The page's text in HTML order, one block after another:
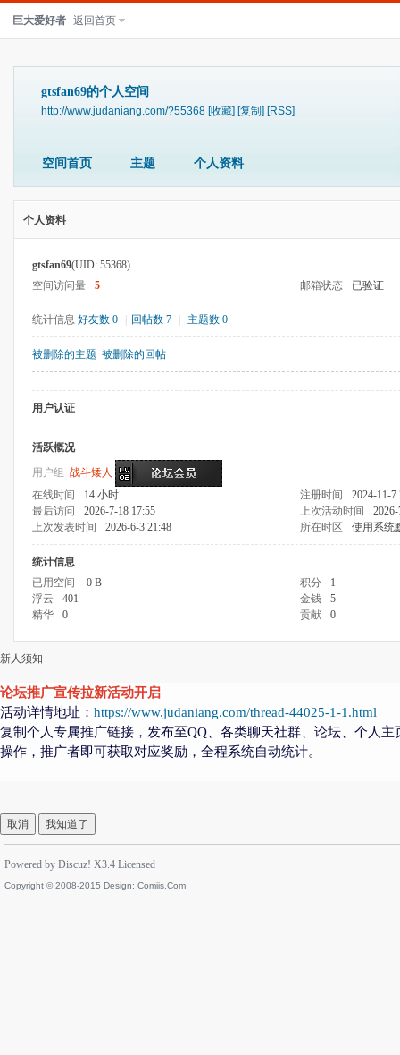
巨大爱好者 返回首页
gtsfan69的个人空间
http://www.judaniang.com/?55368 [收藏] [复制] [RSS]
空间首页 主题 个人资料
个人资料
gtsfan69(UID: 55368)
空间访问量
5 邮箱状态 已验证
统计信息 好友数 0 回帖数 7 主题数 0
被删除的主题 被删除的回帖
用户认证
活跃概况
用户组 战斗矮人
在线时间
14 小时 注册时间
2024-11-7
最后访问
2026-7-18 17:55 上次活动时间
上次发表时间
2026-6-3 21:48 所在时区 使用系统
统计信息
已用空间
0 B 积分
1
浮云
401 金钱
5
精华
0 贡献 0
新人须知
论坛推广宣传拉新活动开启
活动详情地址： https://www.judaniang.com/thread-44025-1-1.html
复制个人专属推广链接，发布至QQ、各类聊天社群、论坛、个人
操作，推广者即可获取对应奖励，全程系统自动统计。
取消 我知道了
Powered by Discuz! X3.4 Licensed
Copyright © 2008-2015 Design: Comiis.Com